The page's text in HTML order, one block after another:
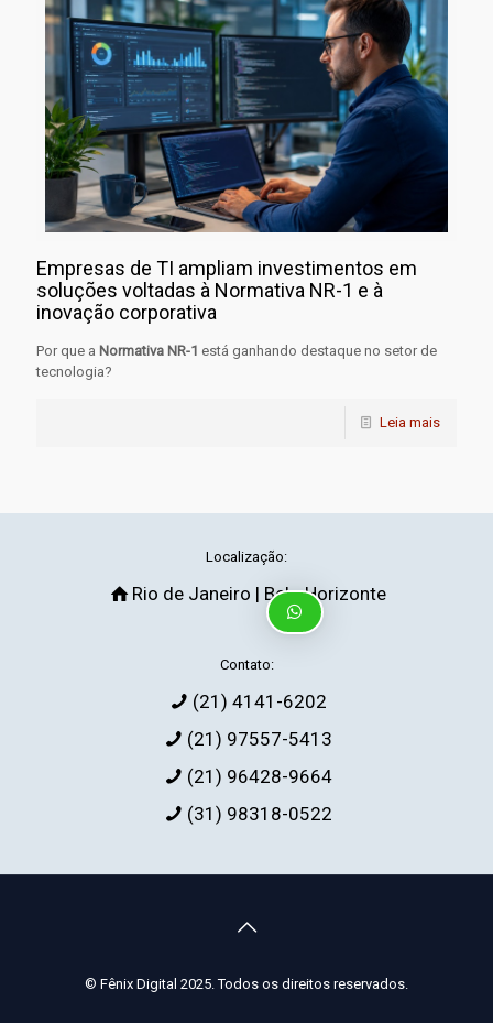
Empresas de TI ampliam investimentos em
soluções voltadas à Normativa NR-1 e à
inovação corporativa
Por que a Normativa NR-1 está ganhando destaque no setor de
tecnologia?
Leia mais
Localização:
Rio de Janeiro | Belo Horizonte
Contato:
(21) 4141-6202
(21) 97557-5413
(21) 96428-9664
(31) 98318-0522
© Fênix Digital 2025. Todos os direitos reservados.